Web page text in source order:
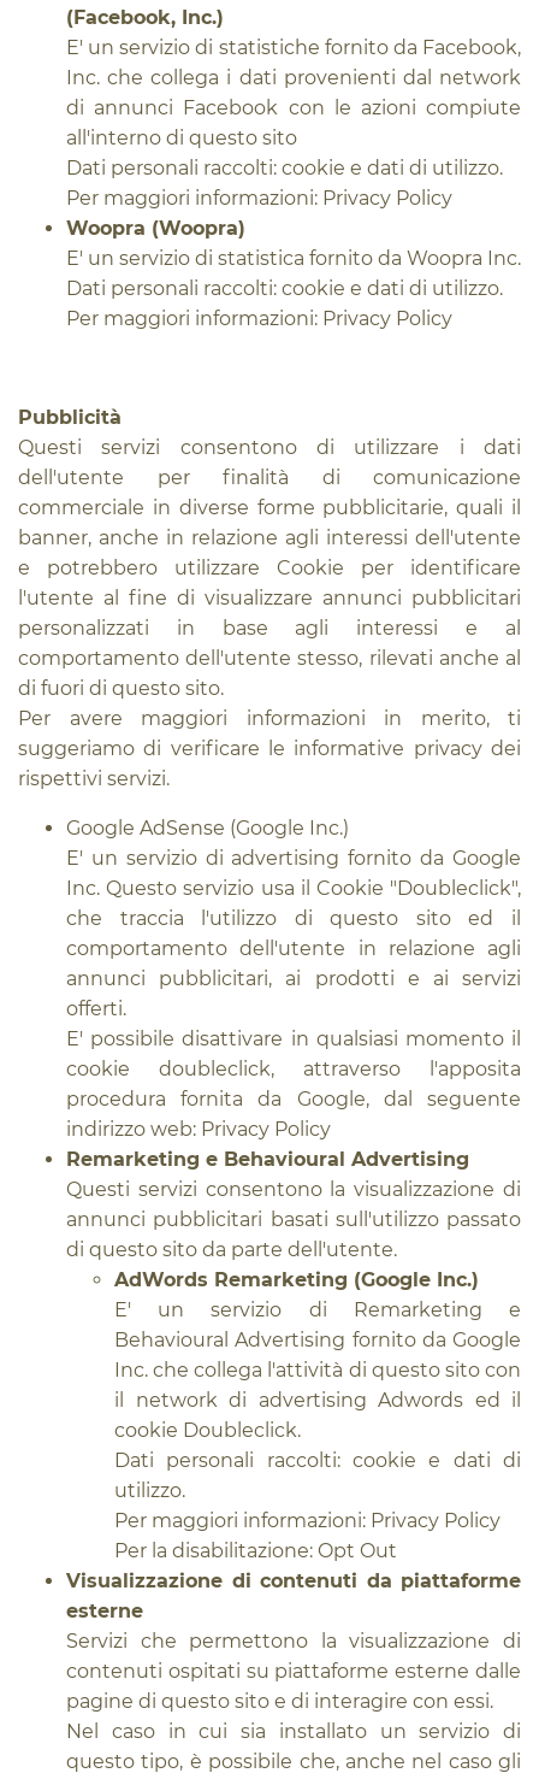
(Facebook, Inc.)
E' un servizio di statistiche fornito da Facebook,
Inc. che collega i dati provenienti dal network
di annunci Facebook con le azioni compiute
all'interno di questo sito
Dati personali raccolti: cookie e dati di utilizzo.
Per maggiori informazioni: Privacy Policy
Woopra (Woopra)
E' un servizio di statistica fornito da Woopra Inc.
Dati personali raccolti: cookie e dati di utilizzo.
Per maggiori informazioni: Privacy Policy
Pubblicità
Questi servizi consentono di utilizzare i dati
dell'utente per finalità di comunicazione
commerciale in diverse forme pubblicitarie, quali il
banner, anche in relazione agli interessi dell'utente
e potrebbero utilizzare Cookie per identificare
l'utente al fine di visualizzare annunci pubblicitari
personalizzati in base agli interessi e al
comportamento dell'utente stesso, rilevati anche al
di fuori di questo sito.
Per avere maggiori informazioni in merito, ti
suggeriamo di verificare le informative privacy dei
rispettivi servizi.
Google AdSense (Google Inc.)
E' un servizio di advertising fornito da Google
Inc. Questo servizio usa il Cookie "Doubleclick",
che traccia l'utilizzo di questo sito ed il
comportamento dell'utente in relazione agli
annunci pubblicitari, ai prodotti e ai servizi
offerti.
E' possibile disattivare in qualsiasi momento il
cookie doubleclick, attraverso l'apposita
procedura fornita da Google, dal seguente
indirizzo web: Privacy Policy
Remarketing e Behavioural Advertising
Questi servizi consentono la visualizzazione di
annunci pubblicitari basati sull'utilizzo passato
di questo sito da parte dell'utente.
AdWords Remarketing (Google Inc.)
E' un servizio di Remarketing e
Behavioural Advertising fornito da Google
Inc. che collega l'attività di questo sito con
il network di advertising Adwords ed il
cookie Doubleclick.
Dati personali raccolti: cookie e dati di
utilizzo.
Per maggiori informazioni: Privacy Policy
Per la disabilitazione: Opt Out
Visualizzazione di contenuti da piattaforme
esterne
Servizi che permettono la visualizzazione di
contenuti ospitati su piattaforme esterne dalle
pagine di questo sito e di interagire con essi.
Nel caso in cui sia installato un servizio di
questo tipo, è possibile che, anche nel caso gli